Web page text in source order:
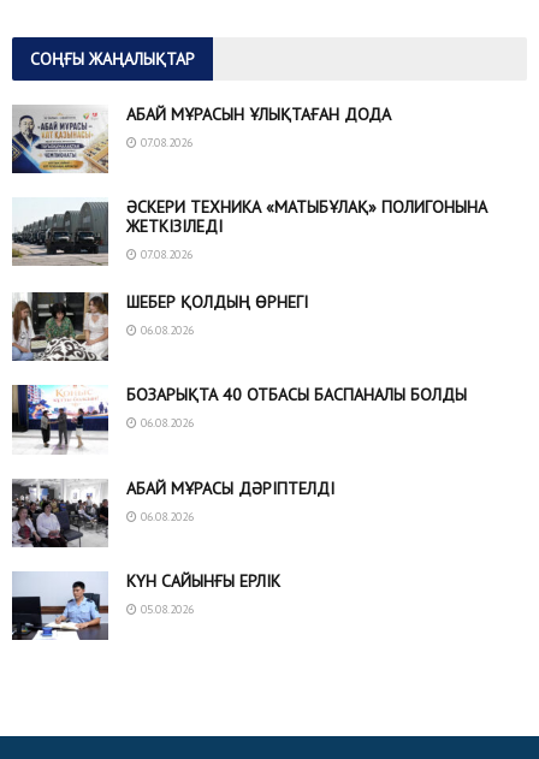
СОҢҒЫ ЖАҢАЛЫҚТАР
АБАЙ МҰРАСЫН ҰЛЫҚТАҒАН ДОДА
07.08.2026
ӘСКЕРИ ТЕХНИКА «МАТЫБҰЛАҚ» ПОЛИГОНЫНА
ЖЕТКІЗІЛЕДІ
07.08.2026
ШЕБЕР ҚОЛДЫҢ ӨРНЕГІ
06.08.2026
БОЗАРЫҚТА 40 ОТБАСЫ БАСПАНАЛЫ БОЛДЫ
06.08.2026
АБАЙ МҰРАСЫ ДӘРІПТЕЛДІ
06.08.2026
КҮН САЙЫНҒЫ ЕРЛІК
05.08.2026